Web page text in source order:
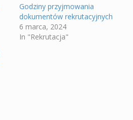
Godziny przyjmowania
dokumentów rekrutacyjnych
6 marca, 2024
In "Rekrutacja"